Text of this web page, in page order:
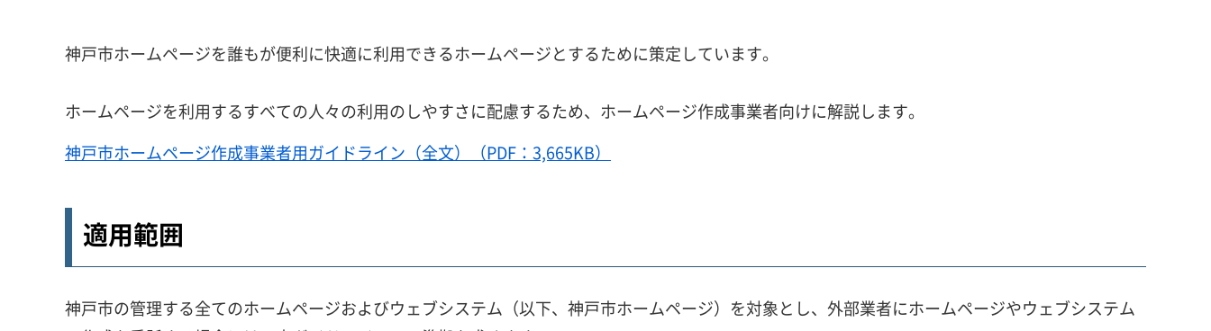
神戸市ホームページを誰もが便利に快適に利用できるホームページとするために策定しています。
ホームページを利用するすべての人々の利用のしやすさに配慮するため、ホームページ作成事業者向けに解説します。
神戸市ホームページ作成事業者用ガイドライン（全文）（PDF：3,665KB）
適用範囲
神戸市の管理する全てのホームページおよびウェブシステム（以下、神戸市ホームページ）を対象とし、外部業者にホームページやウェブシステム